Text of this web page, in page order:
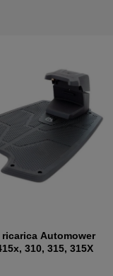
Automower
310, 315, 315X